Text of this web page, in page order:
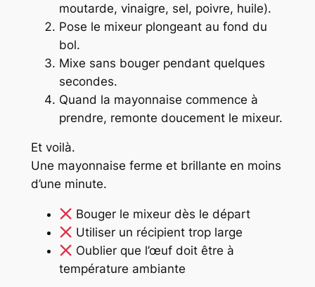
moutarde, vinaigre, sel, poivre, huile).
Pose le mixeur plongeant au fond du
bol.
Mixe sans bouger pendant quelques
secondes.
Quand la mayonnaise commence à
prendre, remonte doucement le mixeur.
Et voilà.
Une mayonnaise ferme et brillante en moins
d’une minute.
Bouger le mixeur dès le départ
Utiliser un récipient trop large
Oublier que l’œuf doit être à
température ambiante